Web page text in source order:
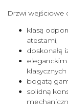
Drzwi wejściowe
klasą
atestami,
doskonałą
bogatą
solidną